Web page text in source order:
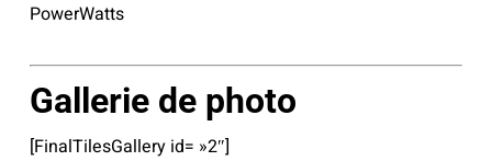
PowerWatts
Gallerie de photo
[FinalTilesGallery id= »2″]